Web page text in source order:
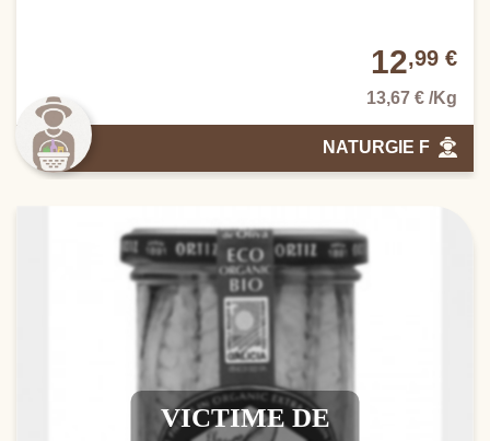
12,99 €
13,67 € /Kg
NATURGIE F
VICTIME DE